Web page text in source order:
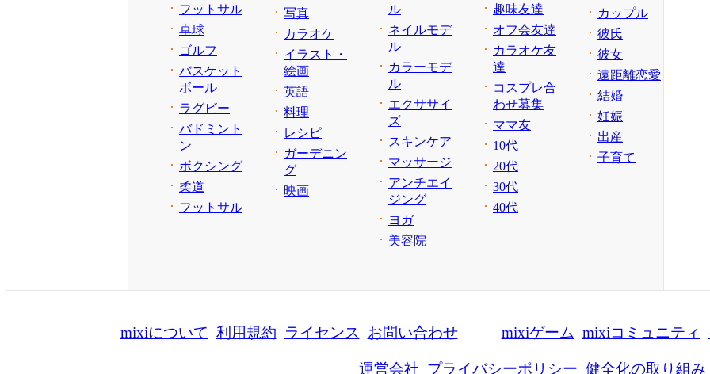
フットサル
卓球
ゴルフ
バスケット
ボール
ラグビー
バドミント
ン
ボクシング
柔道
フットサル
写真
カラオケ
イラスト・
絵画
英語
料理
レシピ
ガーデニン
グ
映画
ル
ネイルモデ
ル
カラーモデ
ル
エクササイ
ズ
スキンケア
マッサージ
アンチエイ
ジング
ヨガ
美容院
趣味友達
オフ会友達
カラオケ友
達
コスプレ合
わせ募集
ママ友
10代
20代
30代
40代
カップル
彼氏
彼女
遠距離恋愛
結婚
妊娠
出産
子育て
mixiについて 利用規約 ライセンス お問い合わせ mixiゲーム mixiコミュニティ
運営会社 プライバシーポリシー 健全化の取り組み